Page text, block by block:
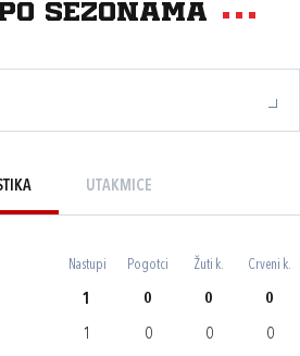
sezonama
UTAKMICE
Nastupi Pogotci Žuti k. Crveni k.
1 0 0 0
1 0 0 0